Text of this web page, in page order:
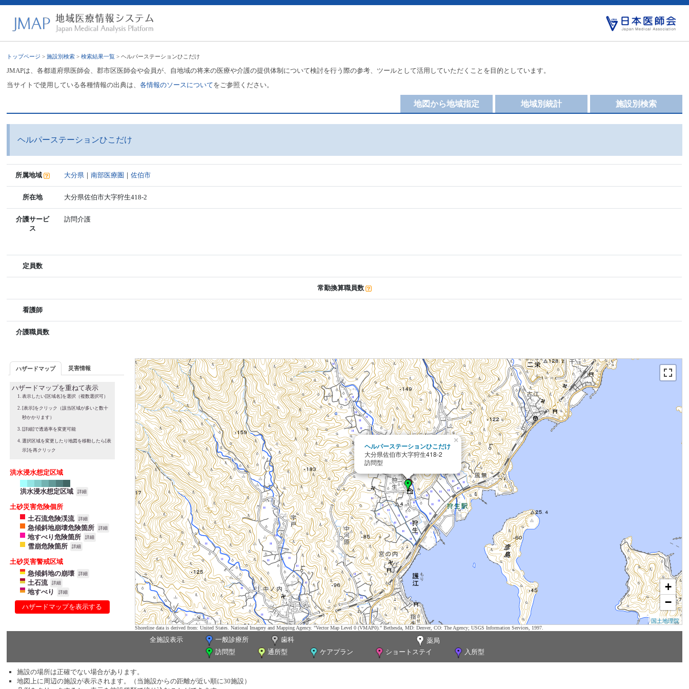
トップページ >施設別検索 >検索結果一覧 > ヘルパーステーションひこだけ
JMAPは、各都道府県医師会、郡市区医師会や会員が、自地域の将来の医療や介護の提供体制について検討を行う際の参考、ツールとして活用していただくことを目的としています。
当サイトで使用している各種情報の出典は、各情報のソースについてをご参照ください。
施設別検索
地域別統計
地図から地域指定
ヘルパーステーションひこだけ
所属地域 大分県 ｜南部医療圏 ｜佐伯市
所在地 大分県佐伯市大字狩生418-2
介護サービ
ス
訪問介護
定員数
常勤換算職員数
看護師
介護職員数
ハザードマップ 災害情報
ハザードマップを重ねて表示
表示したい[区域名]を選択（複数選択可）
[表示]をクリック（該当区域が多いと数十
秒かかります）
[詳細]で透過率を変更可能
選択区域を変更したり地図を移動したら[表
示]を再クリック
洪水浸水想定区域
洪水浸水想定区域 詳細
土砂災害危険個所
土石流危険渓流
詳細
急傾斜地崩壊危険箇所 詳細
地すべり危険箇所 詳細
雪崩危険箇所 詳細
土砂災害警戒区域
急傾斜地の崩壊
詳細
土石流 詳細
地すべり 詳細
ハザードマップを表示する
ヘルパーステーションひこだけ
大分県佐伯市大字狩生418-2
訪問型
×
+
−
国土地理院
Shoreline data is derived from: United States. National Imagery and Mapping Agency. "Vector Map Level 0 (VMAP0)." Bethesda, MD: Denver, CO: The Agency; USGS Information Services, 1997.
全施設表示 一般診療所 歯科
薬局
訪問型
通所型 ケアプラン ショートステイ 入所型
施設の場所は正確でない場合があります。
地図上に周辺の施設が表示されます。（当施設からの距離が近い順に30施設）